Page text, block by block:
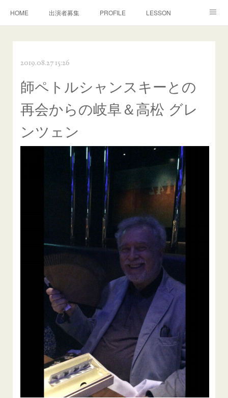
HOME 出演者募集 PROFILE LESSON
MEDIA DISCOGRAPHY
NEWS Facebook
2019.08.27 15:26
師ペトルシャンスキーとの
再会からの岐阜＆高松 グレ
ンツェン